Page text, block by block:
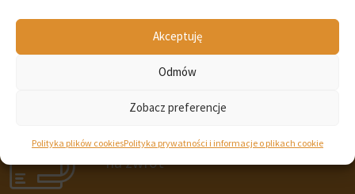
Akceptuję
Odmów
Zobacz preferencje
Polityka plików cookiesPolityka prywatności i informacje o plikach cookie
Sprawdzeni producenci
14 dni
na zwrot